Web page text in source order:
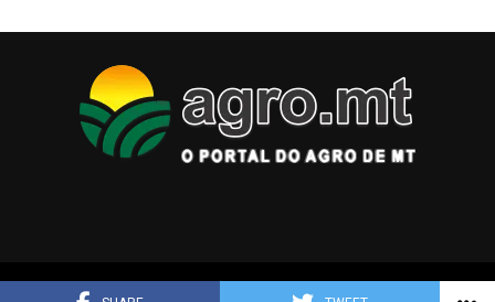
Copyright © 2025 agro.mt